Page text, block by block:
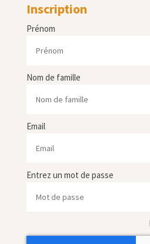
Inscription
Prénom
Nom de famille
Email
Entrez un mot de passe